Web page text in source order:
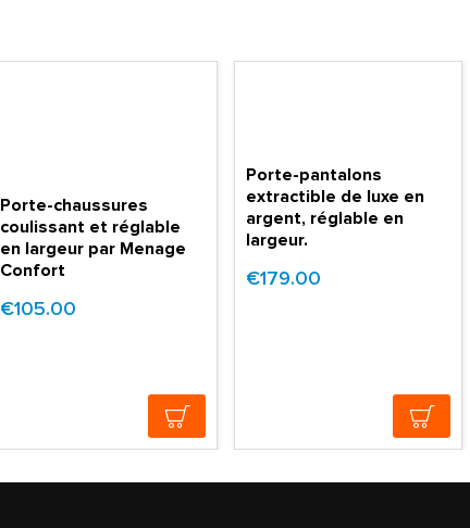
Porte-chaussures
coulissant et réglable
en largeur par Menage
Confort
€105.00
Porte-pantalons
extractible de luxe en
argent, réglable en
largeur.
€179.00